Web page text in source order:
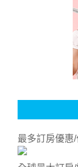
最多訂房優惠